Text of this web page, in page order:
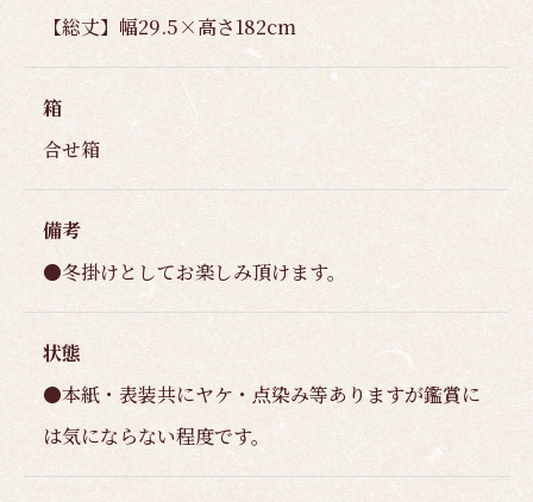
【総丈】幅29.5×高さ182cm
箱
合せ箱
備考
●冬掛けとしてお楽しみ頂けます。
状態
●本紙・表装共にヤケ・点染み等ありますが鑑賞に
は気にならない程度です。